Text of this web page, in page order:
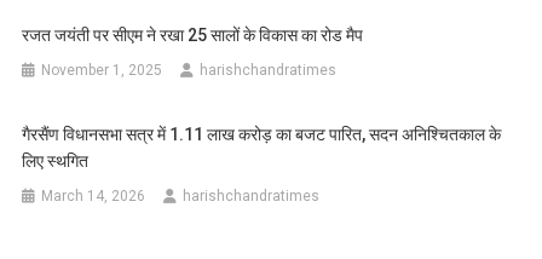
रजत जयंती पर सीएम ने रखा 25 सालों के विकास का रोड मैप
November 1, 2025 harishchandratimes
गैरसैंण विधानसभा सत्र में 1.11 लाख करोड़ का बजट पारित, सदन अनिश्चितकाल के
लिए स्थगित
March 14, 2026 harishchandratimes